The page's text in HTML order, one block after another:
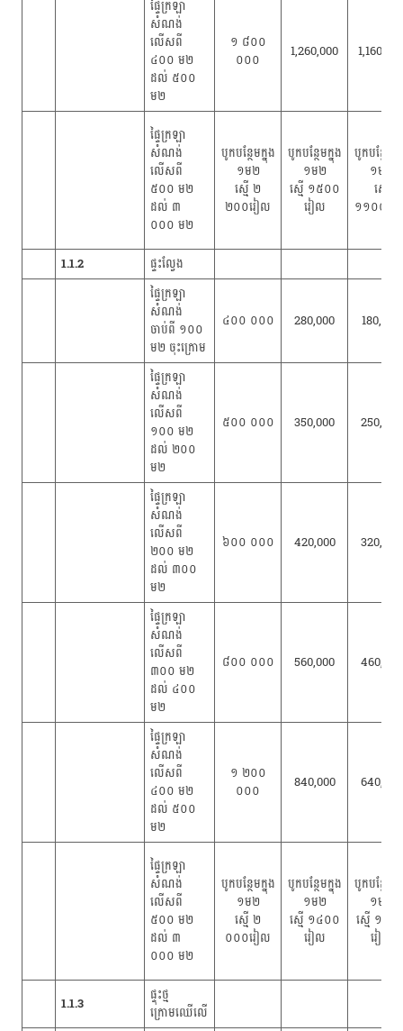
ផ្ទៃក្រឡា
សំណង់
លើសពី
៤០០ ម២
ដល់ ៥០០
ម២
១ ៨០០
០០០
1,260,000 1,160,000
ផ្ទៃក្រឡា
សំណង់
លើសពី
៥០០ ម២
ដល់ ៣
០០០ ម២
បូកបន្ថែមក្នុង​
១ម២
ស្មើ ២
២០០រៀល
បូកបន្ថែមក្នុង​
១ម២
ស្មើ ១៥០០
រៀល
បូកបន្ថែមក្
១ម២
ស្មើ
១១០០រ
1.1.2
ផ្ទះល្វែង
ផ្ទៃក្រឡា
សំណង់
ចាប់ពី ១០០
ម២ ចុះក្រោម
៤០០ ០០០ 280,000 180,000
ផ្ទៃក្រឡា
សំណង់
លើសពី
១០០ ម២
ដល់ ២០០
ម២
៥០០ ០០០ 350,000 250,000
ផ្ទៃក្រឡា
សំណង់
លើសពី
២០០ ម២
ដល់ ៣០០
ម២
៦០០ ០០០ 420,000 320,000
ផ្ទៃក្រឡា
សំណង់
លើសពី
៣០០ ម២
ដល់ ៤០០
ម២
៨០០ ០០០ 560,000 460,000
ផ្ទៃក្រឡា
សំណង់
លើសពី
៤០០ ម២
ដល់ ៥០០
ម២
១ ២០០
០០០
840,000 640,000
ផ្ទៃក្រឡា
សំណង់
លើសពី
៥០០ ម២
ដល់ ៣
០០០ ម២
បូកបន្ថែមក្នុង​
១ម២
ស្មើ ២
០០០រៀល
បូកបន្ថែមក្នុង​
១ម២
ស្មើ ១៤០០
រៀល
បូកបន្ថែមក្
១ម២
ស្មើ ១១
រៀល
1.1.3
ផ្ទុះថ្ម
ក្រោមឈើលើ